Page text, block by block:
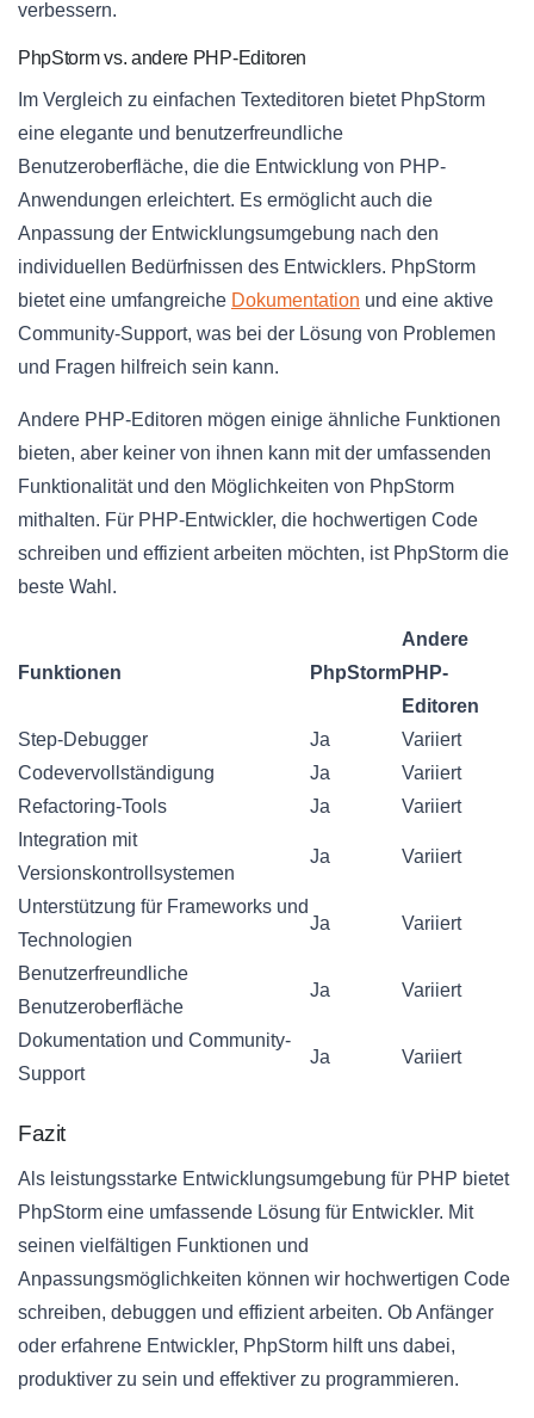
verbessern.
PhpStorm vs. andere PHP-Editoren
Im Vergleich zu einfachen Texteditoren bietet PhpStorm
eine elegante und benutzerfreundliche
Benutzeroberfläche, die die Entwicklung von PHP-
Anwendungen erleichtert. Es ermöglicht auch die
Anpassung der Entwicklungsumgebung nach den
individuellen Bedürfnissen des Entwicklers. PhpStorm
bietet eine umfangreiche Dokumentation und eine aktive
Community-Support, was bei der Lösung von Problemen
und Fragen hilfreich sein kann.
Andere PHP-Editoren mögen einige ähnliche Funktionen
bieten, aber keiner von ihnen kann mit der umfassenden
Funktionalität und den Möglichkeiten von PhpStorm
mithalten. Für PHP-Entwickler, die hochwertigen Code
schreiben und effizient arbeiten möchten, ist PhpStorm die
beste Wahl.
Funktionen PhpStorm
Andere
PHP-
Editoren
Step-Debugger
Ja
Variiert
Codevervollständigung
Ja
Variiert
Refactoring-Tools
Ja
Variiert
Integration mit
Versionskontrollsystemen
Ja Variiert
Unterstützung für Frameworks und
Technologien
Ja Variiert
Benutzerfreundliche
Benutzeroberfläche
Ja Variiert
Dokumentation und Community-
Support
Ja Variiert
Fazit
Als leistungsstarke Entwicklungsumgebung für PHP bietet
PhpStorm eine umfassende Lösung für Entwickler. Mit
seinen vielfältigen Funktionen und
Anpassungsmöglichkeiten können wir hochwertigen Code
schreiben, debuggen und effizient arbeiten. Ob Anfänger
oder erfahrene Entwickler, PhpStorm hilft uns dabei,
produktiver zu sein und effektiver zu programmieren.